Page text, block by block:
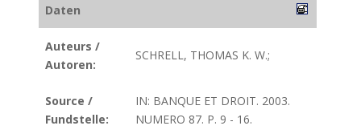
Daten
Auteurs /
Autoren:
SCHRELL, THOMAS K. W.;
Source /
Fundstelle:
IN: BANQUE ET DROIT. 2003.
NUMERO 87. P. 9 - 16.